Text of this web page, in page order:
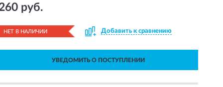
руб.
НЕТ В НАЛИЧИИ Добавить к сравнению
УВЕДОМИТЬ О ПОСТУПЛЕНИИ